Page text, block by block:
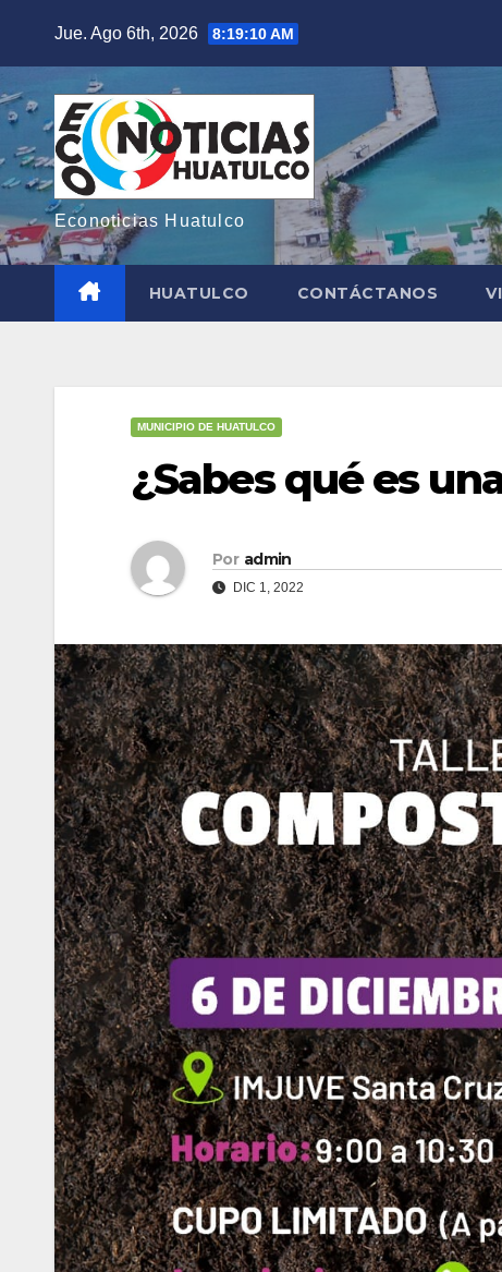
Jue. Ago 6th, 2026 8:19:12 AM
Econoticias Huatulco
HUATULCO CONTÁCTANOS
MUNICIPIO DE HUATULCO
¿Sabes qué es
Por admin
DIC 1, 2022